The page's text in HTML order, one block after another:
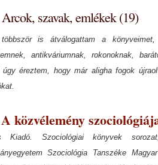
szavak, emlékek (19)
is átválogattam a
antikváriumnak, rokonoknak,
úgy éreztem, hogy már aligha fogok
közvélemény
Kiadó. Szociológiai könyvek
Szociológia Tanszéke